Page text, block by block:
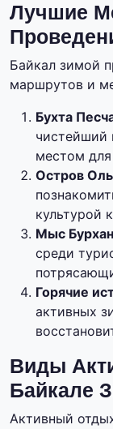
Лучшие
Байкал зимой
маршрутов и
Бухта
чистейший
местом для
Остров
культурой
Мыс
среди
Горячие
активных
Виды
Байкале
Активный